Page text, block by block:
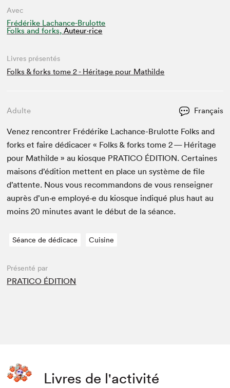
Avec
Frédérike Lachance-Brulotte
Folks and forks, Auteur·rice
Livres présentés
Folks & forks tome 2 - Héritage pour Mathilde
Adulte Français
Venez ren­con­tr­er Frédérike Lachance-Bru­lotte Folks and
forks et faire dédi­cac­er « Folks & forks tome2— Héritage
pour Mathilde » au kiosque PRATI­CO ÉDI­TION. Cer­taines
maisons d’édi­tion met­tent en place un sys­tème de file
d’at­tente. Nous vous recom­man­dons de vous ren­seign­er
auprès d’un·e employé·e du kiosque indiqué plus haut au
moins20 min­utes avant le début de la séance.
Séance de dédicace Cuisine
Présenté par
PRATICO ÉDITION
Livres de l'activité